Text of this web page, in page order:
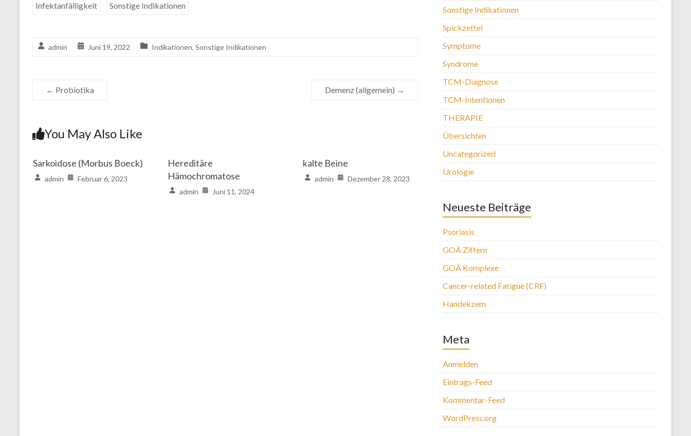
Infektanfälligkeit Sonstige Indikationen
admin Juni 19, 2022 Indikationen, Sonstige Indikationen
← Probiotika Demenz (allgemein) →
You May Also Like
Sarkoidose (Morbus Boeck)
admin Februar 6, 2023
Hereditäre
Hämochromatose
admin Juni 11, 2024
kalte Beine
admin Dezember 28, 2023
Sonstige Indikationen
Spickzettel
Symptome
Syndrome
TCM-Diagnose
TCM-Intentionen
THERAPIE
Übersichten
Uncategorized
Urologie
Neueste Beiträge
Psoriasis
GOÄ Ziffern
GOÄ Komplexe
Cancer-related Fatigue (CRF)
Handekzem
Meta
Anmelden
Eintrags-Feed
Kommentar-Feed
WordPress.org